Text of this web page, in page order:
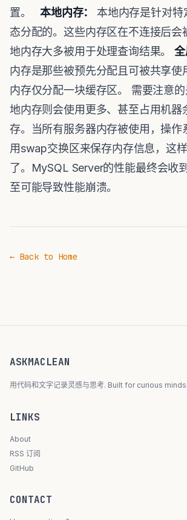
置。本地内存：
本地内存是针对
态分配的。这些内存区在不连接后会
地内存大多被用于处理查询结果。全
内存是那些被预先分配且可被共享使
内存仅分配一块缓存区。 需要注意
地内存则会使用更多、甚至占用机器
存。当所有服务器内存被使用，操作
用swap交换区来保存内存信息，这
了。MySQL Server的性能最终会收
至可能导致性能崩溃。
← Back to Home
ASKMACLEAN
用代码和文字记录灵感与思考. Built for curious minds.
LINKS
About
RSS 订阅
GitHub
CONTACT